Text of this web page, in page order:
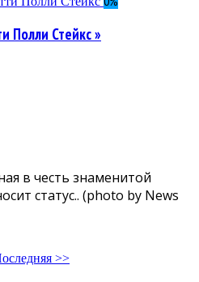
Полли Стейкс »
в честь знаменитой
статус.. (photo by News
>>